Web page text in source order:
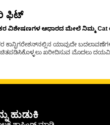
ಫಿಟ್
ವಿಶೇಷಣಗಳ ಆಧಾರದ ಮೇಲೆ ನಿಮ್ಮ Cat
ಕಾನ್ಫಿಗರೇಶನ್‌ನಲ್ಲಿನ ಯಾವುದೇ
ಖರೀದಿಸುವ ಮೊದಲು
ಹುಡುಕಿ